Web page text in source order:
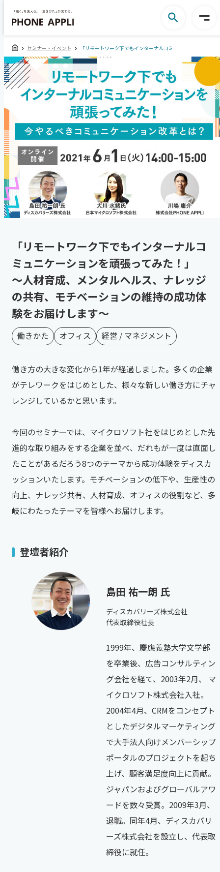
セミナー・イベント 「リモートワーク下でもインターナルコミュニケーションを頑張ってみた！」～人材育成、メンタルヘルス、ナレッジの共有、モチベーションの維持の成功体験をお届けします～
「リモートワーク下でもインターナルコ
ミュニケーションを頑張ってみた！」
～人材育成、メンタルヘルス、ナレッジ
の共有、モチベーションの維持の成功体
験をお届けします～
働きかた オフィス 経営 / マネジメント
働き方の大きな変化から1年が経過しました。多くの企業
がテレワークをはじめとした、様々な新しい働き方にチャ
レンジしているかと思います。
今回のセミナーでは、マイクロソフト社をはじめとした先
進的な取り組みをする企業を並べ、だれもが一度は直面し
たことがあるだろう8つのテーマから成功体験をディスカ
ッションいたします。モチベーションの低下や、生産性の
向上、ナレッジ共有、人材育成、オフィスの役割など、多
岐にわたったテーマを皆様へお届けします。
登壇者紹介
島田 祐一朗 氏
ディスカバリーズ株式会社
代表取締役社長
1999年、慶應義塾大学文学部
を卒業後、広告コンサルティン
グ会社を経て、2003年2月、 マ
イクロソフト株式会社入社。
2004年4月、CRMをコンセプト
としたデジタルマーケティング
で大手法人向けメンバーシップ
ポータルのプロジェクトを起ち
上げ、顧客満足度向上に貢献。
ジャパンおよびグローバルアワ
ードを数々受賞。2009年3月、
退職。同年4月、ディスカバリ
ーズ株式会社を設立し、代表取
締役に就任。